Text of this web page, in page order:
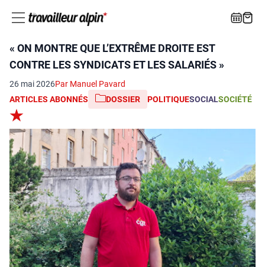
« ON MONTRE QUE L’EXTRÊME DROITE EST
CONTRE LES SYNDICATS ET LES SALARIÉS »
26 mai 2026Par Manuel Pavard
ARTICLES ABONNÉS
DOSSIER POLITIQUESOCIALSOCIÉTÉ